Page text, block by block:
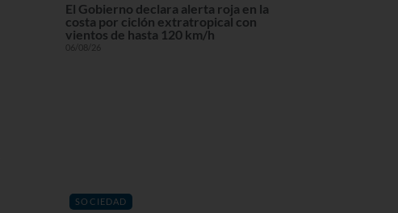
El Gobierno declara alerta roja en la
costa por ciclón extratropical con
vientos de hasta 120 km/h
06/08/26
SOCIEDAD